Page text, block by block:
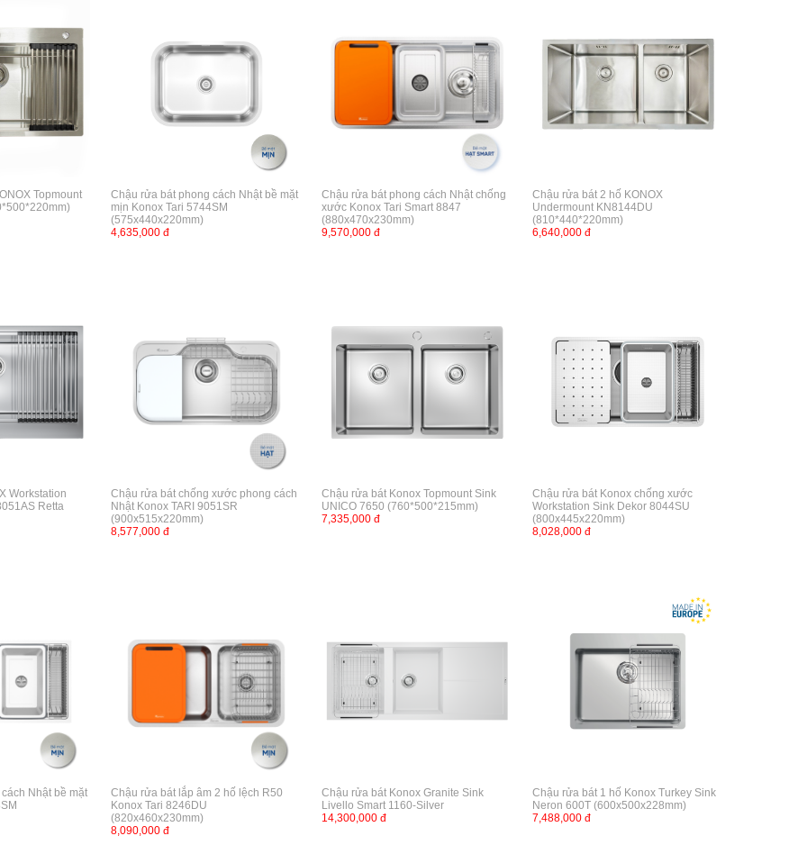
Topmount
Chậu rửa bát phong cách Nhật bề mặt
mịn Konox Tari 5744SM
(575x440x220mm)
4,635,000 đ
Chậu rửa bát phong cách Nhật chống
xước Konox Tari Smart 8847
(880x470x230mm)
9,570,000 đ
Chậu rửa bát 2 hố KONOX
Undermount KN8144DU
(810*440*220mm)
6,640,000 đ
Workstation
Retta
Chậu rửa bát chống xước phong cách
Nhật Konox TARI 9051SR
(900x515x220mm)
8,577,000 đ
Chậu rửa bát Konox Topmount Sink
UNICO 7650 (760*500*215mm)
7,335,000 đ
Chậu rửa bát Konox chống xước
Workstation Sink Dekor 8044SU
(800x445x220mm)
8,028,000 đ
Nhật bề mặt
Chậu rửa bát lắp âm 2 hố lệch R50
Konox Tari 8246DU
(820x460x230mm)
8,090,000 đ
Chậu rửa bát Konox Granite Sink
Livello Smart 1160-Silver
14,300,000 đ
Chậu rửa bát 1 hố Konox Turkey Sink
Neron 600T (600x500x228mm)
7,488,000 đ